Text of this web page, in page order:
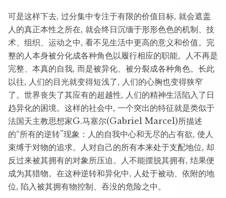
可是这样下去, 过分集中专注于有限的价值目标, 就会遮盖
人的真正本性之所在, 就会终日沉缅于形形色色的机制、技
术、组织、运动之中, 看不见生活中更高的意义和价值。完
整的人本身被分化成各种角色以履行相应的职能。人不再是
完整、本真的自我, 而是被异化、被分裂成各种角色。长此
以往, 人们的目光就变得短浅了, 人们的心胸也变得狭窄
了。世界丧失了其应有的超越性, 人们的精神生活陷入了日
趋异化的困境。这样的社会中, 一个突出的特征就是类似于
法国天主教思想家G.马塞尔(Gabriel Marcel)所描述
的“所有的逆转”现象：人的自我中心和无尽的占有欲, 使人
束缚于对物的追求。人对自己的所有本来处于支配地位, 却
反过来被其拥有的对象所压迫。人不能摆脱其拥有, 结果便
成为其猎物。在这种逆转和异化中, 人处于被动、依附的地
位, 陷入被其拥有物控制、吞没的危险之中。